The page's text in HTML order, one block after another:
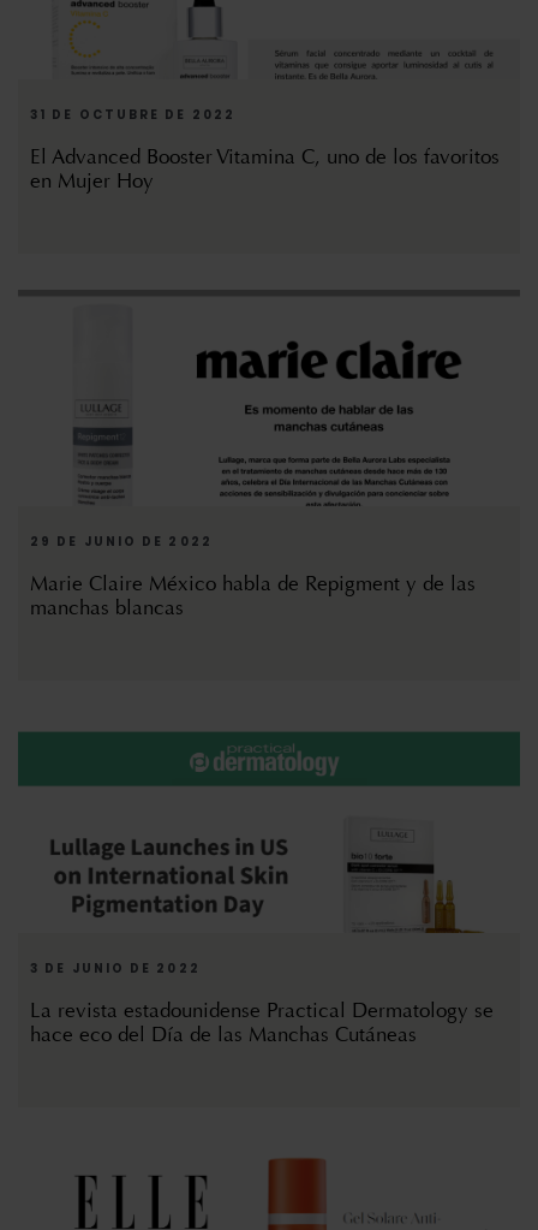
31 DE OCTUBRE DE 2022
El Advanced Booster Vitamina C, uno de los favoritos
en Mujer Hoy
29 DE JUNIO DE 2022
Marie Claire México habla de Repigment y de las
manchas blancas
3 DE JUNIO DE 2022
La revista estadounidense Practical Dermatology se
hace eco del Día de las Manchas Cutáneas